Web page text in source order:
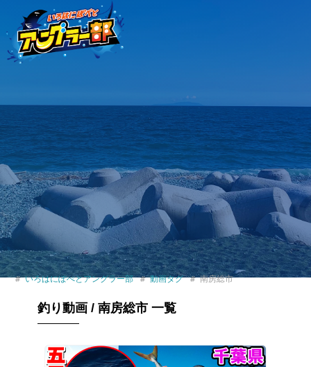
いろはにぽぺとアングラー部 動画タグ 南房総市
釣り動画 / 南房総市 一覧